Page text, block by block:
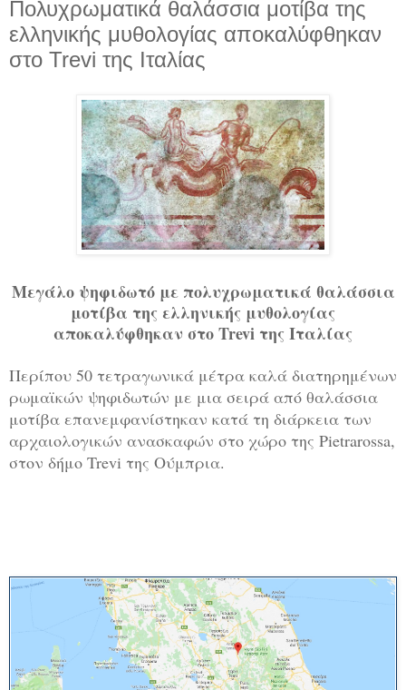
Πολυχρωματικά θαλάσσια μοτίβα της
ελληνικής μυθολογίας αποκαλύφθηκαν
στο Trevi της Ιταλίας
Μεγάλο ψηφιδωτό με πολυχρωματικά θαλάσσια
μοτίβα της ελληνικής μυθολογίας
αποκαλύφθηκαν στο Trevi της Ιταλίας
Περίπου 50 τετραγωνικά μέτρα καλά διατηρημένων
ρωμαϊκών ψηφιδωτών με μια σειρά από θαλάσσια
μοτίβα επανεμφανίστηκαν κατά τη διάρκεια των
αρχαιολογικών ανασκαφών στο χώρο της Pietrarossa,
στον δήμο Trevi της Ούμπρια.